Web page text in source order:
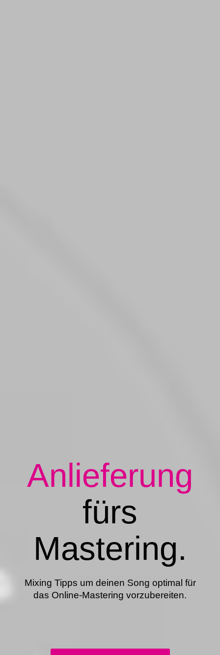
Anlieferung
fürs
Mastering.
Mixing Tipps um deinen Song optimal für
das Online-Mastering vorzubereiten.